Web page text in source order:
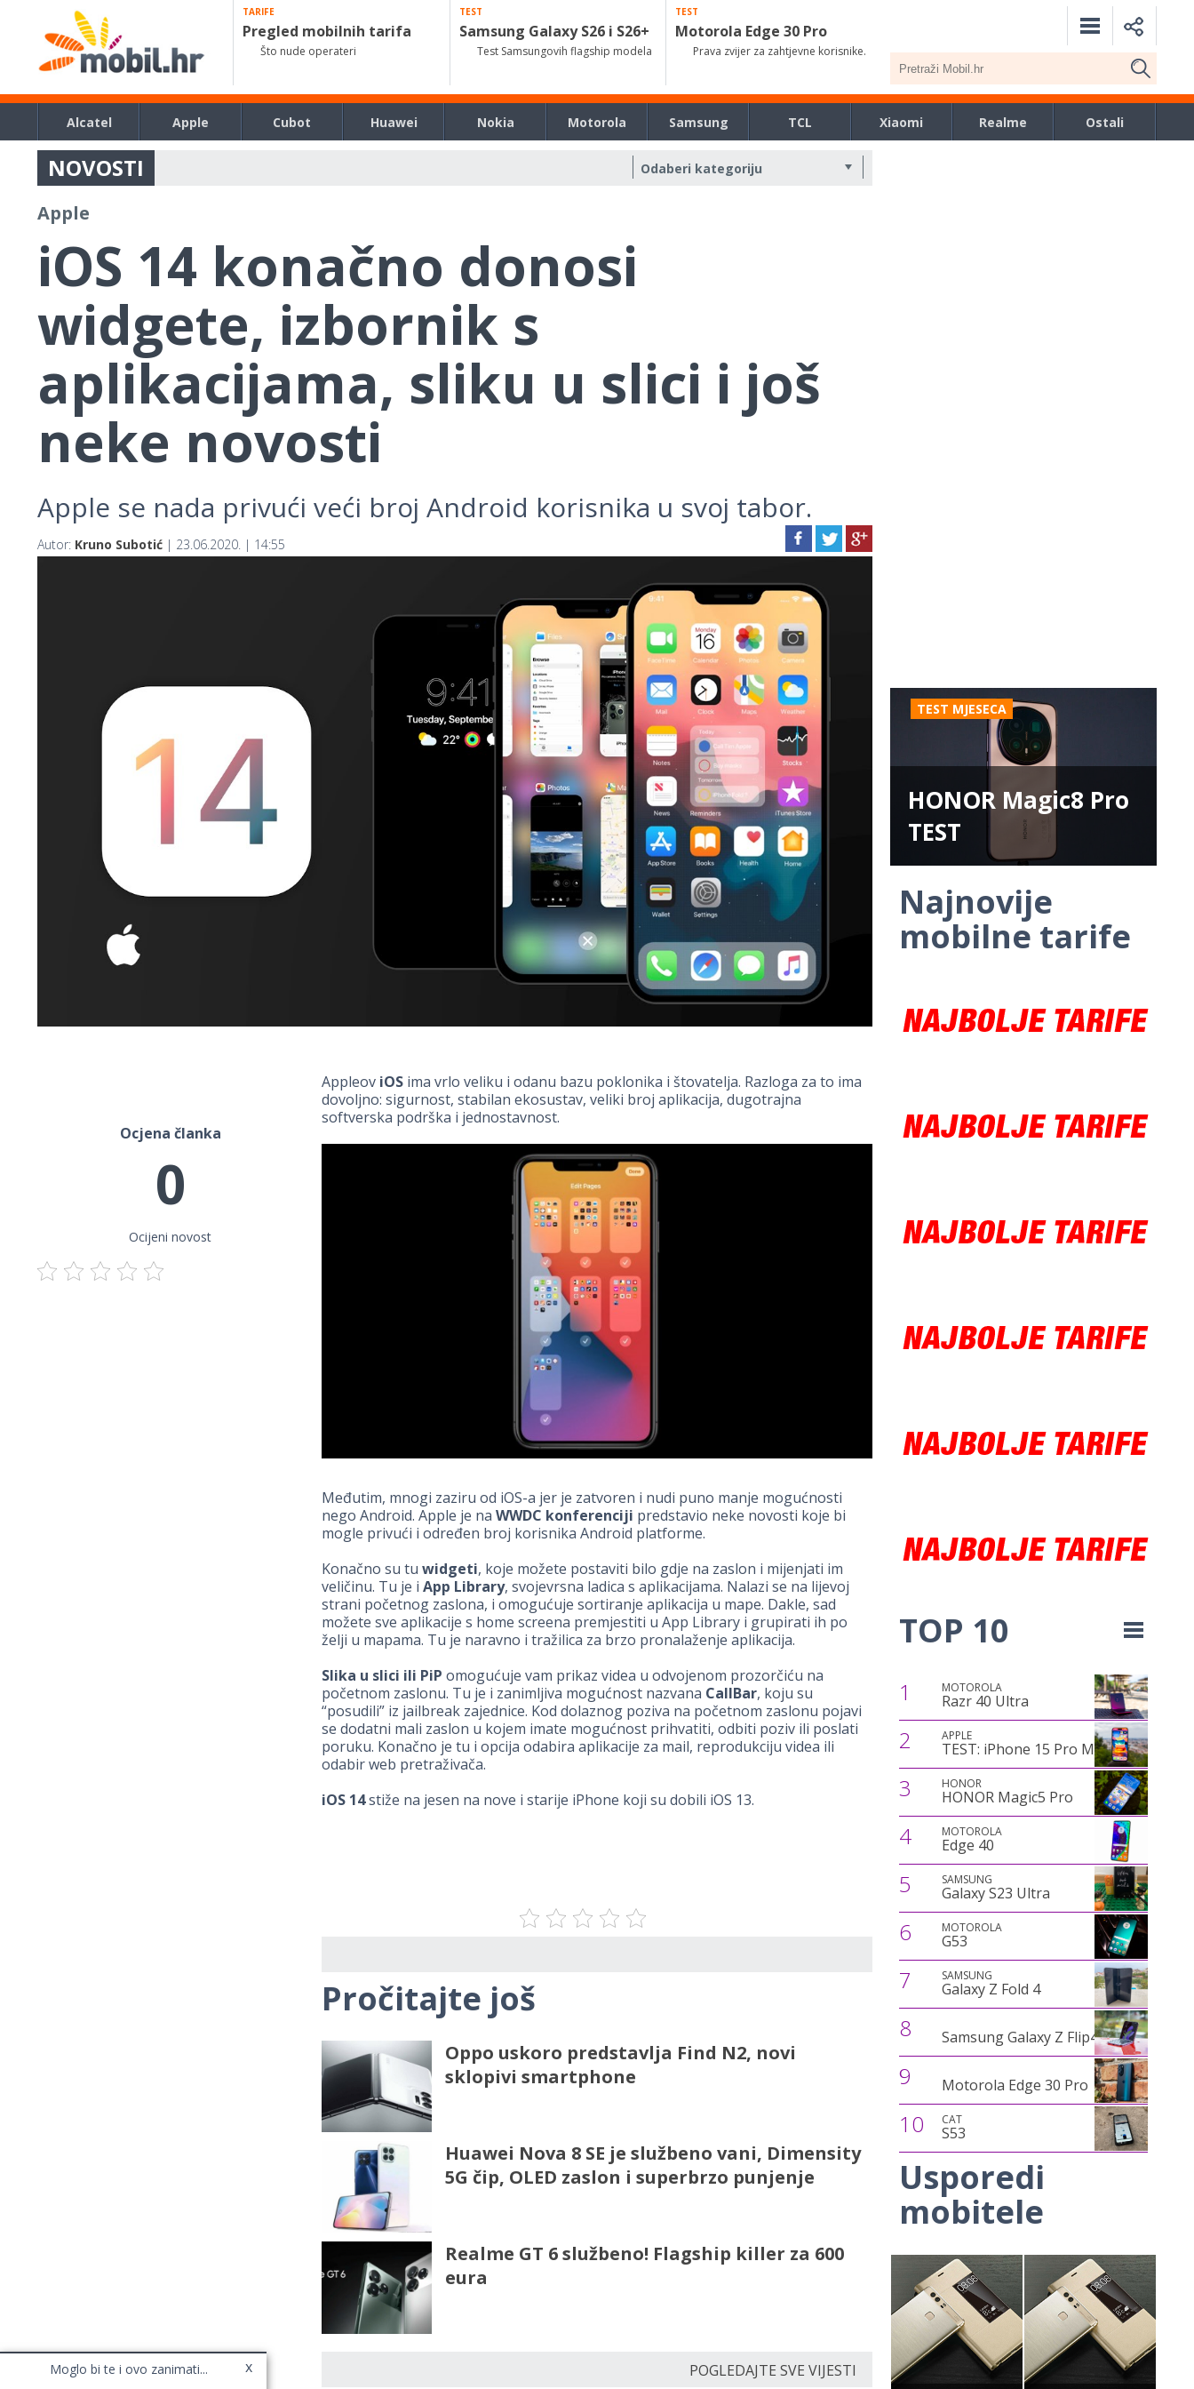
TARIFE
Pregled mobilnih tarifa
Što nude operateri
TEST
Samsung Galaxy S26 i S26+
Test Samsungovih flagship modela
TEST
Motorola Edge 30 Pro
Prava zvijer za zahtjevne korisnike.
Alcatel Apple Cubot Huawei Nokia Motorola Samsung TCL Xiaomi Realme Ostali
NOVOSTI
Apple
iOS 14 konačno donosi
widgete, izbornik s
aplikacijama, sliku u slici i još
neke novosti
Apple se nada privući veći broj Android korisnika u svoj tabor.
Autor: Kruno Subotić | 23.06.2020. | 14:55
Ocjena članka
0
Ocijeni novost
Appleov iOSima vrlo veliku i odanu bazu poklonika i štovatelja. Razloga za to ima
dovoljno: sigurnost, stabilan ekosustav, veliki broj aplikacija, dugotrajna
softverska podrška i jednostavnost.
Međutim, mnogi zaziru od iOS-a jer je zatvoren i nudi puno manje mogućnosti
nego Android. Apple je na WWDC konferenciji predstavio neke novosti koje bi
mogle privući i određen broj korisnika Android platforme.
Konačno su tu widgeti, koje možete postaviti bilo gdje na zaslon i mijenjati im
veličinu. Tu je i App Library, svojevrsna ladica s aplikacijama. Nalazi se na lijevoj
strani početnog zaslona, i omogućuje sortiranje aplikacija u mape. Dakle, sad
možete sve aplikacije s home screena premjestiti u App Library i grupirati ih po
želji u mapama. Tu je naravno i tražilica za brzo pronalaženje aplikacija.
Slika u slici ili PiP omogućuje vam prikaz videa u odvojenom prozorčiću na
početnom zaslonu. Tu je i zanimljiva mogućnost nazvana CallBar, koju su
“posudili” iz jailbreak zajednice. Kod dolaznog poziva na početnom zaslonu pojavi
se dodatni mali zaslon u kojem imate mogućnost prihvatiti, odbiti poziv ili poslati
poruku. Konačno je tu i opcija odabira aplikacije za mail, reprodukciju videa ili
odabir web pretraživača.
iOS 14stiže na jesen na nove i starije iPhone koji su dobili iOS 13.
Pročitajte još
Oppo uskoro predstavlja Find N2, novi
sklopivi smartphone
Huawei Nova 8 SE je službeno vani, Dimensity
5G čip, OLED zaslon i superbrzo punjenje
Realme GT 6 službeno! Flagship killer za 600
eura
POGLEDAJTE SVE VIJESTI
TEST MJESECA
HONOR Magic8 Pro
TEST
Najnovije
mobilne tarife
TOP 10
1 MOTOROLA
Razr 40 Ultra
2 APPLE
TEST: iPhone 15 Pro Max
3 HONOR
HONOR Magic5 Pro
4 MOTOROLA
Edge 40
5 SAMSUNG
Galaxy S23 Ultra
6 MOTOROLA
G53
7 SAMSUNG
Galaxy Z Fold 4
8 Samsung Galaxy Z Flip4
9 Motorola Edge 30 Pro
10 CAT
S53
Usporedi
mobitele
Moglo bi te i ovo zanimati... x